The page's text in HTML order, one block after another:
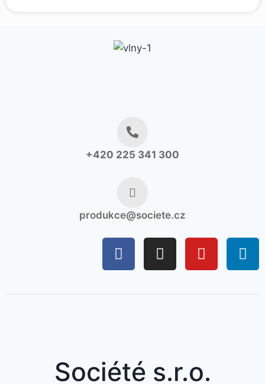
+420 225 341 300
produkce@societe.cz
Société s.r.o.